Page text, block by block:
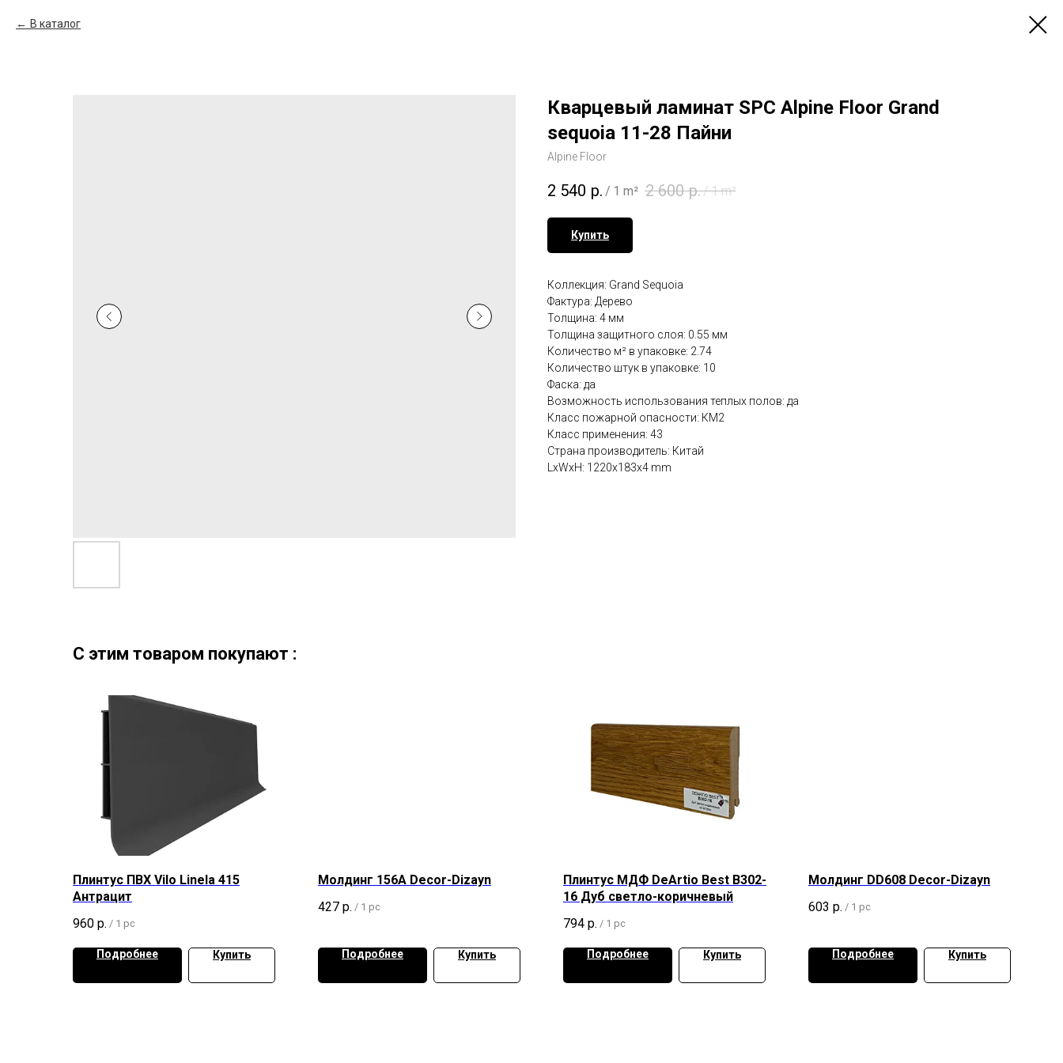
В каталог
Кварцевый ламинат SPC Alpine Floor Grand
sequoia 11-28 Пайни
Alpine Floor
2 540 р. / 1 m² 2 600 р./1 m²
Купить
Коллекция: Grand Sequoia
Фактура: Дерево
Толщина: 4 мм
Толщина защитного слоя: 0.55 мм
Количество м² в упаковке: 2.74
Количество штук в упаковке: 10
Фаска: да
Возможность использования теплых полов: да
Класс пожарной опасности: КМ2
Класс применения: 43
Страна производитель: Китай
LxWxH: 1220x183x4 mm
C этим товаром покупают :
Плинтус ПВХ Vilo Linela 415
Антрацит
960 р. / 1 pc
Подробнее Купить
Молдинг 156А Decor-Dizayn
427 р. / 1 pc
Подробнее Купить
Плинтус МДФ DeArtio Best B302-
16 Дуб светло-коричневый
794 р. / 1 pc
Подробнее Купить
Молдинг DD608 Decor-Dizayn
603 р. / 1 pc
Подробнее Купить